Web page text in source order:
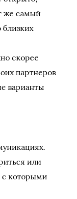
же самый
близких
скорее
партнеров
варианты
или
с которыми